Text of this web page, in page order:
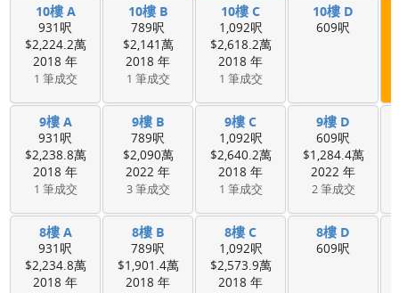
10樓 A
931呎
$2,224.2萬
2018 年
1 筆成交
10樓 B
789呎
$2,141萬
2018 年
1 筆成交
10樓 C
1,092呎
$2,618.2萬
2018 年
1 筆成交
10樓 D
609呎
9樓 A
931呎
$2,238.8萬
2018 年
1 筆成交
9樓 B
789呎
$2,090萬
2022 年
3 筆成交
9樓 C
1,092呎
$2,640.2萬
2018 年
1 筆成交
9樓 D
609呎
$1,284.4萬
2022 年
2 筆成交
8樓 A
931呎
$2,234.8萬
2018 年
8樓 B
789呎
$1,901.4萬
2018 年
8樓 C
1,092呎
$2,573.9萬
2018 年
8樓 D
609呎